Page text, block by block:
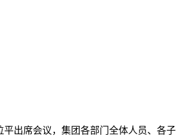
出席会议，集团各部门全体人员、各子